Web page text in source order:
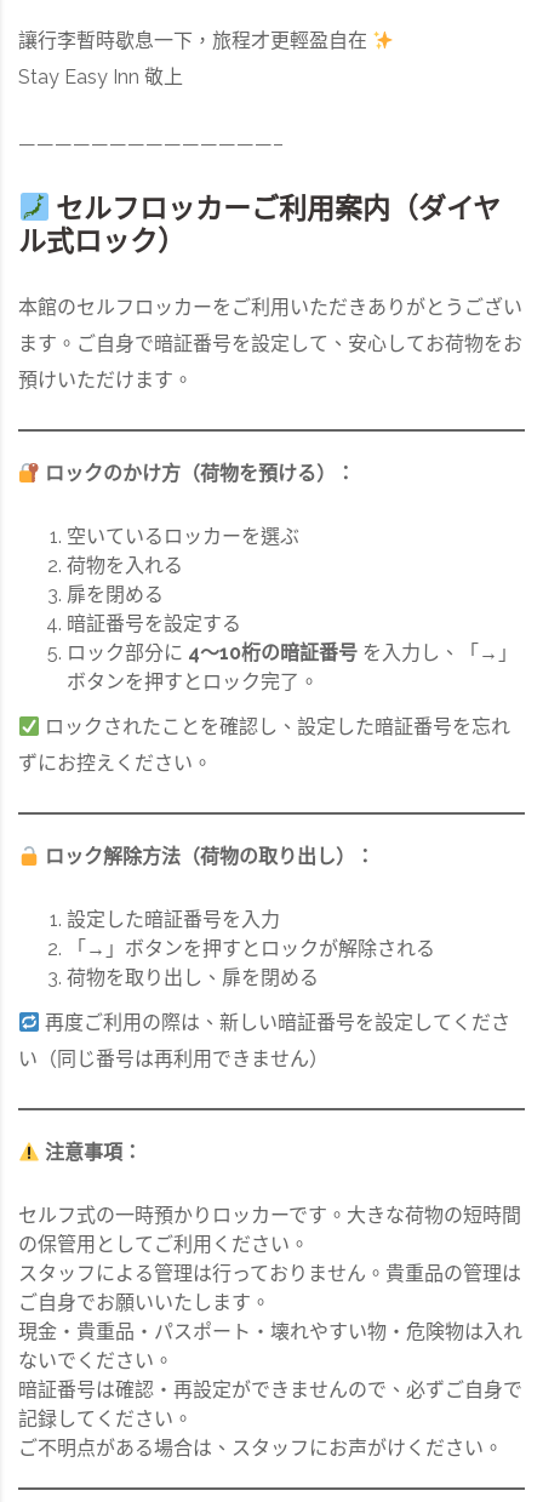
讓行李暫時歇息一下，旅程才更輕盈自在
Stay Easy Inn 敬上
——————————————–
セルフロッカーご利用案内（ダイヤ
ル式ロック）
本館のセルフロッカーをご利用いただきありがとうござい
ます。ご自身で暗証番号を設定して、安心してお荷物をお
預けいただけます。
ロックのかけ方（荷物を預ける）：
空いているロッカーを選ぶ
荷物を入れる
扉を閉める
暗証番号を設定する
ロック部分に 4～10桁の暗証番号 を入力し、「→」
ボタンを押すとロック完了。
ロックされたことを確認し、設定した暗証番号を忘れ
ずにお控えください。
ロック解除方法（荷物の取り出し）：
設定した暗証番号を入力
「→」ボタンを押すとロックが解除される
荷物を取り出し、扉を閉める
再度ご利用の際は、新しい暗証番号を設定してくださ
い（同じ番号は再利用できません）
注意事項：
セルフ式の一時預かりロッカーです。大きな荷物の短時間
の保管用としてご利用ください。
スタッフによる管理は行っておりません。貴重品の管理は
ご自身でお願いいたします。
現金・貴重品・パスポート・壊れやすい物・危険物は入れ
ないでください。
暗証番号は確認・再設定ができませんので、必ずご自身で
記録してください。
ご不明点がある場合は、スタッフにお声がけください。